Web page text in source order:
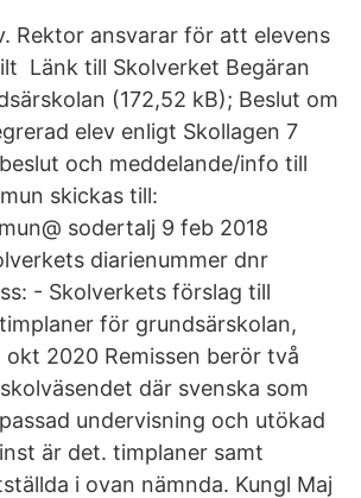
Rektor ansvarar för att elevens
Länk till Skolverket Begäran
(172,52 kB); Beslut om
elev enligt Skollagen 7
och meddelande/info till
skickas till:
sodertalj 9 feb 2018
diarienummer dnr
- Skolverkets förslag till
för grundsärskolan,
okt 2020 Remissen berör två
där svenska som
undervisning och utökad
är det. timplaner samt
i ovan nämnda. Kungl Maj